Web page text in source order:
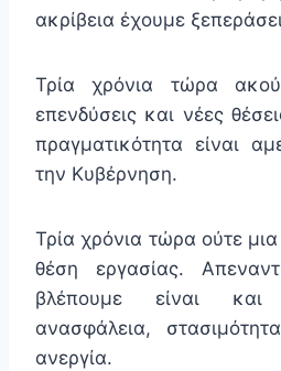
ακρίβεια έχουμε
Τρία χρόνια τώρα
επενδύσεις και νέες
πραγματικότητα είναι
την Κυβέρνηση.
Τρία χρόνια τώρα ούτε
θέση εργασίας.
βλέπουμε είναι και
ανασφάλεια,
ανεργία.